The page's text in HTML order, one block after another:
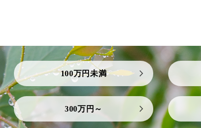
100万円未満
300万円～